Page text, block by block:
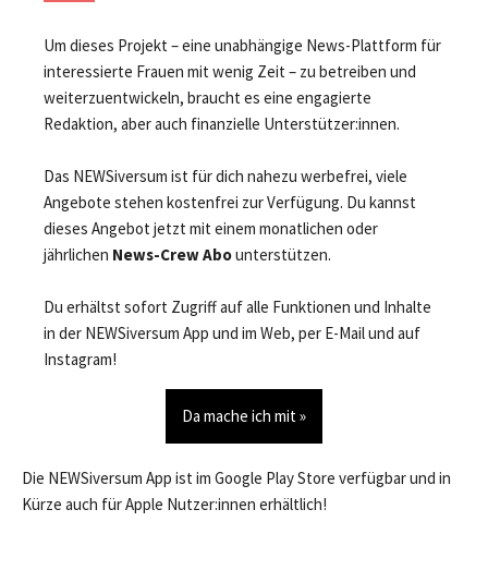
Um dieses Projekt – eine unabhängige News-Plattform für
interessierte Frauen mit wenig Zeit – zu betreiben und
weiterzuentwickeln, braucht es eine engagierte
Redaktion, aber auch finanzielle Unterstützer:innen.
Das NEWSiversum ist für dich nahezu werbefrei, viele
Angebote stehen kostenfrei zur Verfügung. Du kannst
dieses Angebot jetzt mit einem monatlichen oder
jährlichen News-Crew Abounterstützen.
Du erhältst sofort Zugriff auf alle Funktionen und Inhalte
in der NEWSiversum App und im Web, per E-Mail und auf
Instagram!
Da mache ich mit »
Die NEWSiversum App ist im Google Play Store verfügbar und in
Kürze auch für Apple Nutzer:innen erhältlich!